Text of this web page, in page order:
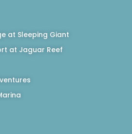
at Sleeping Giant
at Jaguar Reef